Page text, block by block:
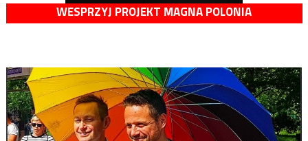
WESPRZYJ PROJEKT MAGNA POLONIA